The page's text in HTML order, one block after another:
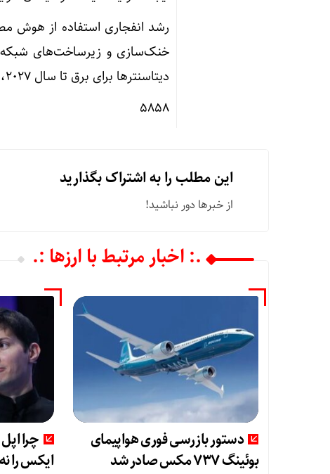
رشد انفجاری استفاده از هوش
خنک‌سازی و زیرساخت‌های
دیتاسنترها برای برق تا سال ۲۰۲۷، رشد ۵۰ درصدی و تا سال ۲۰۳۰، رشد ۱۶۵ درصدی پیدا کند.
۵۸۵۸
این مطلب را به اشتراک بگذارید
از خبرها دور نباشید!
.: اخبار مرتبط با ارزها :.
دستور بازرسی فوری هواپیمای
بوئینگ ۷۳۷ مکس صادر شد
چرا
ایکس را